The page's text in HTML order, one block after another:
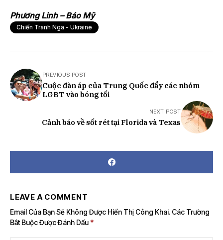
Phương Linh – Báo Mỹ
Chiến Tranh Nga - Ukraine
PREVIOUS POST
Cuộc đàn áp của Trung Quốc đẩy các nhóm
LGBT vào bóng tối
NEXT POST
Cảnh báo về sốt rét tại Florida và Texas
LEAVE A COMMENT
Email Của Bạn Sẽ Không Được Hiển Thị Công Khai. Các Trường
Bắt Buộc Được Đánh Dấu *